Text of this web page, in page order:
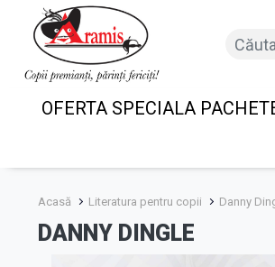
OFERTA SPECIALA
Acasă Literatura pentru copii Danny
DANNY DINGLE